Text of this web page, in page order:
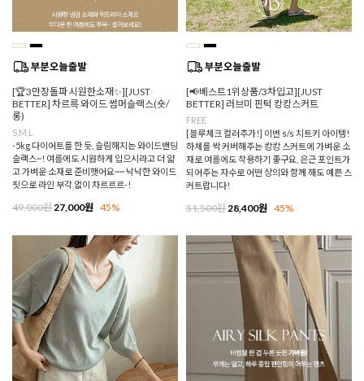
[🏆3만장돌파 시원한소재✨][JUST
BETTER] 차르륵 와이드 썸머슬랙스(숏/
롱)
S,M,L
-5kg 다이어트를 한 듯, 슬림해지는 와이드밴딩
슬랙스~! 여름에도 시원하게 입으시라고 더 얇
고 가벼운 소재로 준비햇어요~~ 낙낙한 와이드
핏으로 라인 부각 없이 차르르르-!
49,000원27,000원 45%
[📢베스트1위상품/3차입고][JUST
BETTER] 러브미 핀턱 캉캉스커트
FREE
[블루체크 컬러추가!] 이번 s/s 치트키 아이템!
하체를 싹 커버해주는 캉캉 스커트에 가벼운 소
재로 여름에도 착용하기 좋구요, 은근 포인트가
되어주는 자수로 어떤 상의와 함께 해도 예쁜 스
커트랍니다!
51,500원28,400원 45%